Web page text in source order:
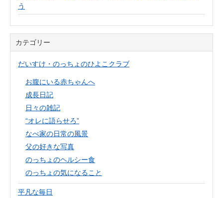
う
カテゴリー
だいすけ・のっちょのひよこクラブ
お腹にいる赤ちゃんへ
成長日記
日々の雑記
“オレに語らせろ”
なべ家の日常の風景
父の好きな写真
のっちょのヘルシー食
のっちょの気になること
平凡な毎日